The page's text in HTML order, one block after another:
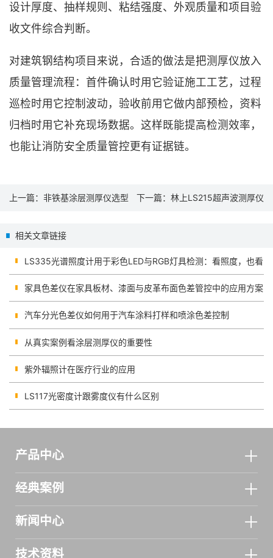
设计厚度、抽样规则、粘结强度、外观质量和项目验
收文件综合判断。
对建筑钢结构项目来说，合适的做法是把测厚仪放入
质量管理流程：首件确认时用它验证施工工艺，过程
巡检时用它控制波动，验收前用它做内部预检，资料
归档时用它补充现场数据。这样既能提高检测效率，
也能让消防安全质量管控更有证据链。
上一篇： 非铁基涂层测厚仪选型 下一篇： 林上LS215超声波测厚仪
相关文章链接
LS335光谱照度计用于彩色LED与RGB灯具检测：看照度，也看
光谱
家具色差仪在家具板材、漆面与皮革布面色差管控中的应用方案
汽车分光色差仪如何用于汽车涂料打样和喷涂色差控制
从真实案例看涂层测厚仪的重要性
紫外辐照计在医疗行业的应用
LS117光密度计跟雾度仪有什么区别
产品中心
经典案例
新闻中心
技术资料